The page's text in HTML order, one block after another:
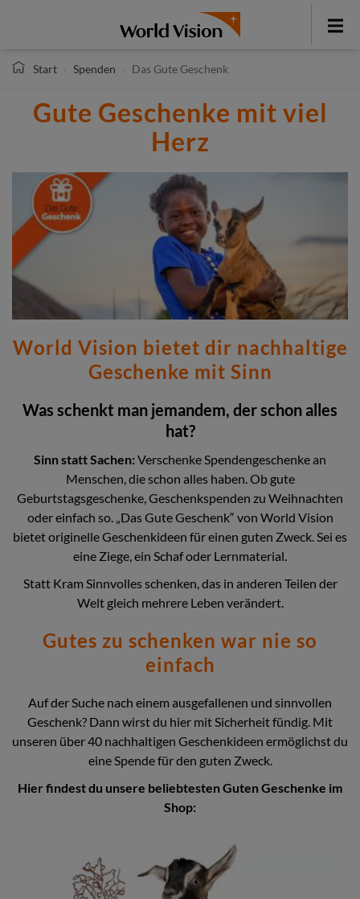
Toggle
Start
Spenden Das Gute Geschenk
Gute Geschenke mit viel
Herz
World Vision bietet dir nachhaltige
Geschenke mit Sinn
Was schenkt man jemandem, der schon alles
hat?
Sinn statt Sachen: Verschenke Spendengeschenke an
Menschen, die schon alles haben. Ob gute
Geburtstagsgeschenke, Geschenkspenden zu Weihnachten
oder einfach so. „Das Gute Geschenk“ von World Vision
bietet originelle Geschenkideen für einen guten Zweck. Sei es
eine Ziege, ein Schaf oder Lernmaterial.
Statt Kram Sinnvolles schenken, das in anderen Teilen der
Welt gleich mehrere Leben verändert.
Gutes zu schenken war nie so
einfach
Auf der Suche nach einem ausgefallenen und sinnvollen
Geschenk? Dann wirst du hier mit Sicherheit fündig. Mit
unseren über 40 nachhaltigen Geschenkideen ermöglichst du
eine Spende für den guten Zweck.
Hier findest du unsere beliebtesten Guten Geschenke im
Shop: